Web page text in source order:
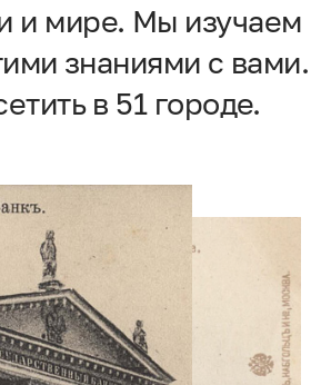
и мире. Мы изучаем
знаниями с вами.
в 51 городе.